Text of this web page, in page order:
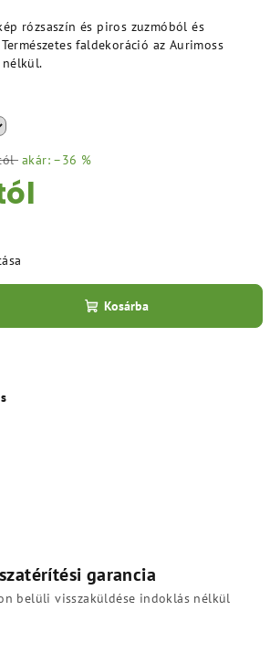
rózsaszín és piros zuzmóból és
faldekoráció az Aurimoss
akár: –36 %
Kosárba
garancia
belüli visszaküldése indoklás nélkül